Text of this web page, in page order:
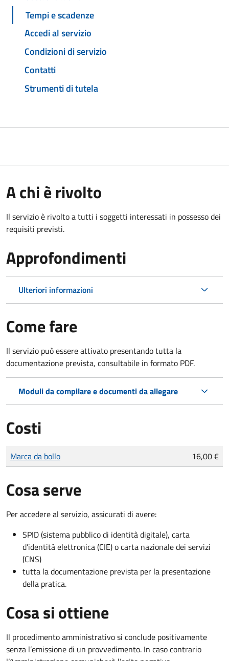
Tempi e scadenze
Accedi al servizio
Condizioni di servizio
Contatti
Strumenti di tutela
A chi è rivolto
Il servizio è rivolto a tutti i soggetti interessati in possesso dei
requisiti previsti.
Approfondimenti
Ulteriori informazioni
Come fare
Il servizio può essere attivato presentando tutta la
documentazione prevista, consultabile in formato PDF.
Moduli da compilare e documenti da allegare
Costi
Tipo di pagamento
Importo
Marca da bollo 16,00 €
Cosa serve
Per accedere al servizio, assicurati di avere:
SPID (sistema pubblico di identità digitale), carta
d’identità elettronica (CIE) o carta nazionale dei servizi
(CNS)
tutta la documentazione prevista per la presentazione
della pratica.
Cosa si ottiene
Il procedimento amministrativo si conclude positivamente
senza l’emissione di un provvedimento. In caso contrario